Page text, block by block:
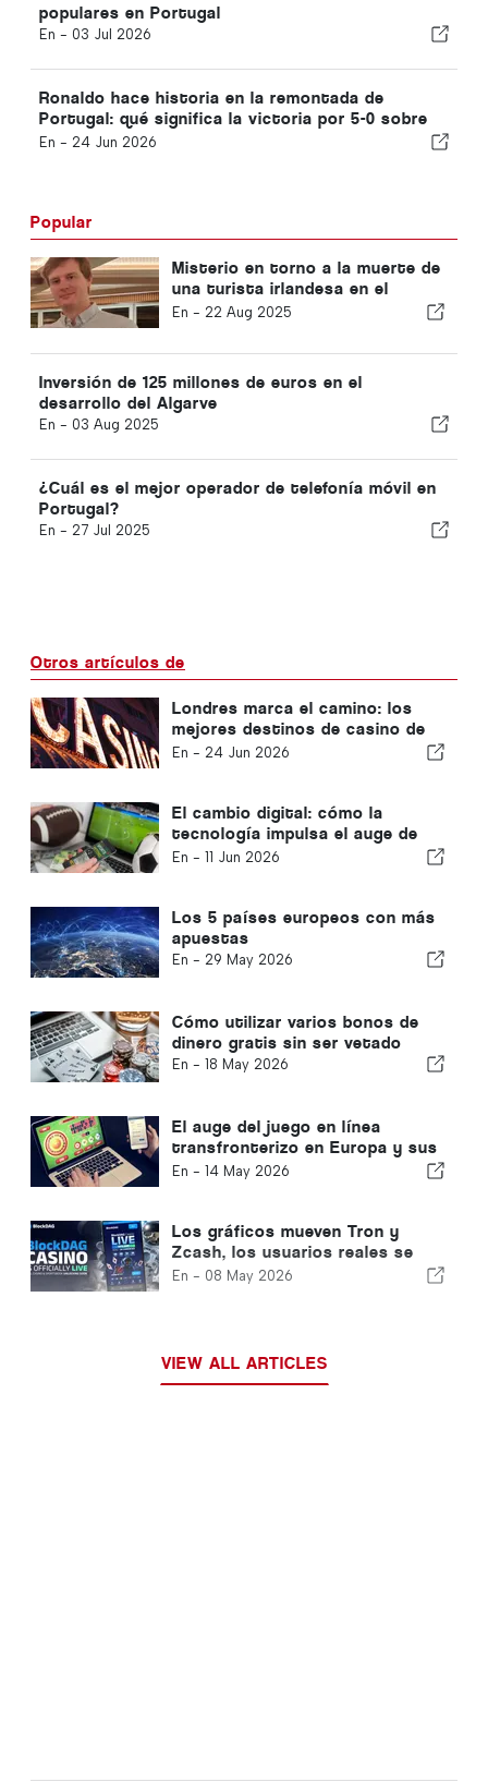
populares en Portugal
En - 03 Jul 2026
Ronaldo hace historia en la remontada de
Portugal: qué significa la victoria por 5-0 sobre
Uzbekistán para el resto del Grupo K
En - 24 Jun 2026
Popular
Misterio en torno a la muerte de
una turista irlandesa en el
Algarve
En - 22 Aug 2025
Inversión de 125 millones de euros en el
desarrollo del Algarve
En - 03 Aug 2025
¿Cuál es el mejor operador de telefonía móvil en
Portugal?
En - 27 Jul 2025
Otros artículos de
Londres marca el camino: los
mejores destinos de casino de
Europa para los viajeros
En - 24 Jun 2026
El cambio digital: cómo la
tecnología impulsa el auge de
las apuestas deportivas en línea
En - 11 Jun 2026
Los 5 países europeos con más
apuestas
En - 29 May 2026
Cómo utilizar varios bonos de
dinero gratis sin ser vetado
En - 18 May 2026
El auge del juego en línea
transfronterizo en Europa y sus
consecuencias para los
En - 14 May 2026
Los gráficos mueven Tron y
Zcash, los usuarios reales se
mueven BlockDAG: El primer
En - 08 May 2026
VIEW ALL ARTICLES